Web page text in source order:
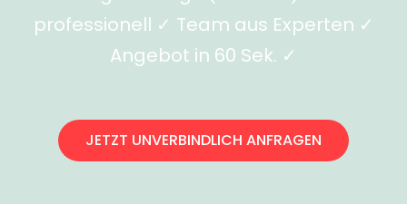
professionell ✓ Team aus Experten ✓
Angebot in 60 Sek. ✓
JETZT UNVERBINDLICH ANFRAGEN